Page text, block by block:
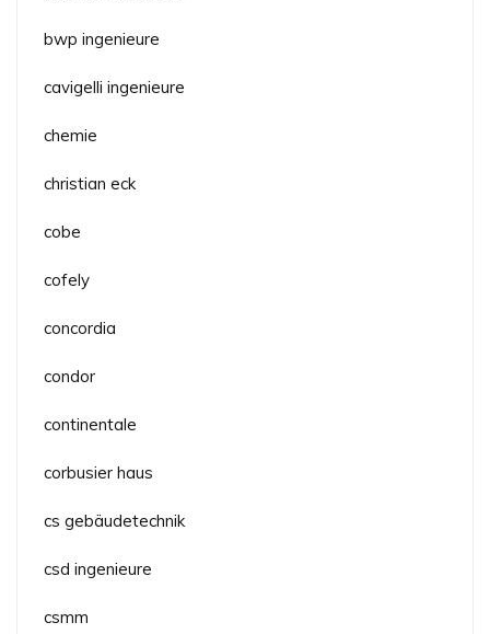
bwp ingenieure
cavigelli ingenieure
chemie
christian eck
cobe
cofely
concordia
condor
continentale
corbusier haus
cs gebäudetechnik
csd ingenieure
csmm